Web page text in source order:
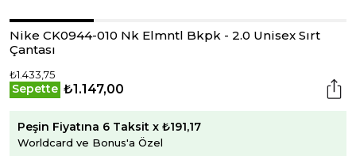
Nike CK0944-010 Nk Elmntl Bkpk - 2.0 Unisex Sırt
Çantası
₺1.433,75
Sepette ₺1.147,00
Peşin Fiyatına 6 Taksit x ₺191,17
Worldcard ve Bonus'a Özel